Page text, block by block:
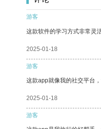
游客
这款软件的学习方式非常灵
2025-01-18
游客
这款app就像我的社交平台
2025-01-18
游客